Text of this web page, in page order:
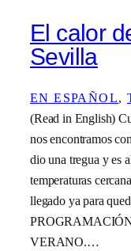
El calor
Sevilla
EN ESPAÑOL,
(Read in English)
nos encontramos
dio una tregua y es
temperaturas
llegado ya para
VERANO.…